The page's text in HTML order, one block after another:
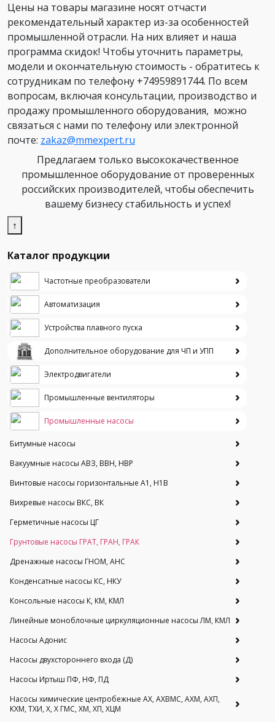
Цены на товары магазине носят отчасти
рекомендательный характер из-за особенностей
промышленной отрасли. На них влияет и наша
программа скидок! Чтобы уточнить параметры,
модели и окончательную стоимость - обратитесь к
сотрудникам по телефону +74959891744. По всем
вопросам, включая консультации, производство и
продажу промышленного оборудования, можно
связаться с нами по телефону или электронной
почте: zakaz@mmexpert.ru
Предлагаем только высококачественное
промышленное оборудование от проверенных
российских производителей, чтобы обеспечить
вашему бизнесу стабильность и успех!
↑
Каталог продукции
Частотные преобразователи
Автоматизация
Устройства плавного пуска
Дополнительное оборудование для ЧП и УПП
Электродвигатели
Промышленные вентиляторы
Промышленные насосы
Битумные насосы
Вакуумные насосы АВЗ, ВВН, НВР
Винтовые насосы горизонтальные А1, Н1В
Вихревые насосы ВКС, ВК
Герметичные насосы ЦГ
Грунтовые насосы ГРАТ, ГРАН, ГРАК
Дренажные насосы ГНОМ, АНС
Конденсатные насосы КС, НКУ
Консольные насосы К, КМ, КМЛ
Линейные моноблочные циркуляционные насосы ЛМ, КМЛ
Насосы Адонис
Насосы двухстороннего входа (Д)
Насосы Иртыш ПФ, НФ, ПД
Насосы химические центробежные АХ, АХВМС, АХМ, АХП,
КХМ, ТХИ, Х, Х ГМС, ХМ, ХП, ХЦМ